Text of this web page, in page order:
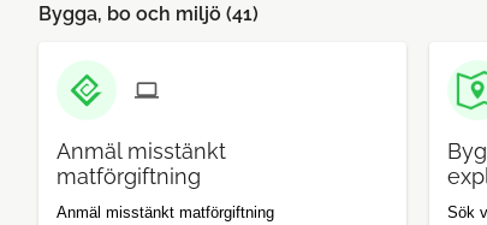
Bygga, bo och miljö (41)
Anmäl misstänkt
matförgiftning
Anmäl misstänkt matförgiftning
Sök